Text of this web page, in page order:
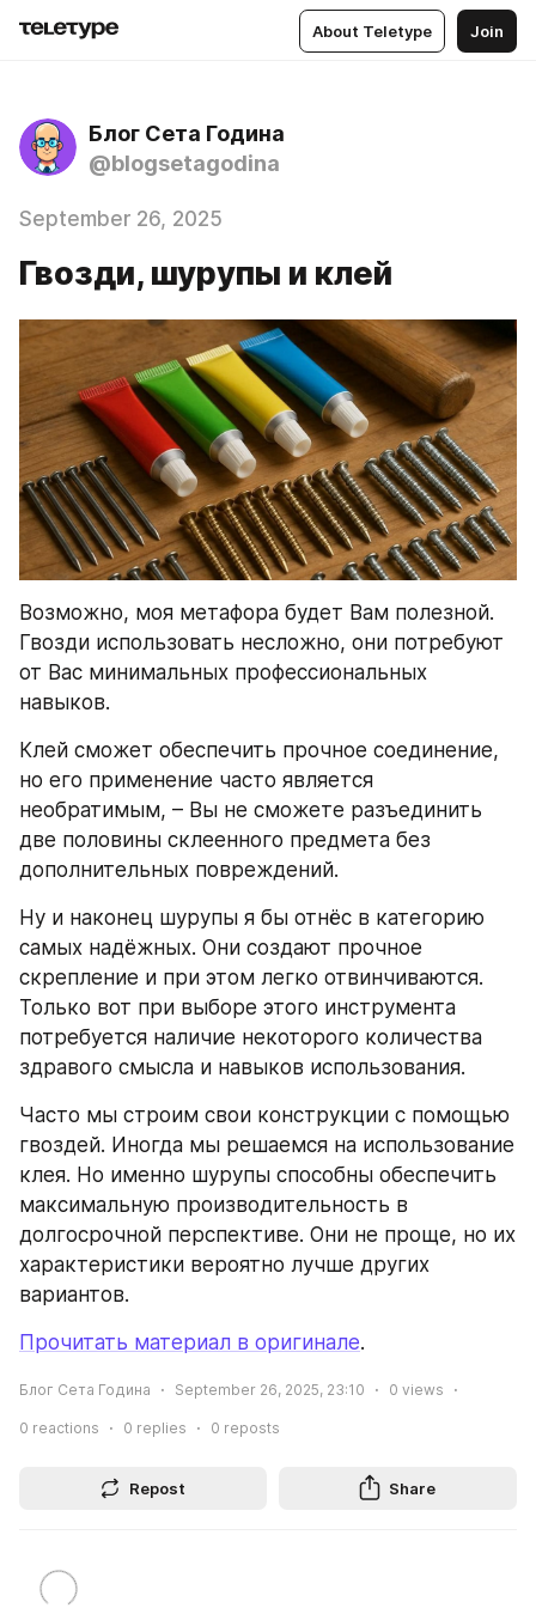
About Teletype Join
Блог Сета Година
@blogsetagodina
September 26, 2025
Гвозди, шурупы и клей
Возможно, моя метафора будет Вам полезной.
Гвозди использовать несложно, они потребуют
от Вас минимальных профессиональных
навыков.
Клей сможет обеспечить прочное соединение,
но его применение часто является
необратимым, – Вы не сможете разъединить
две половины склеенного предмета без
дополнительных повреждений.
Ну и наконец шурупы я бы отнёс в категорию
самых надёжных. Они создают прочное
скрепление и при этом легко отвинчиваются.
Только вот при выборе этого инструмента
потребуется наличие некоторого количества
здравого смысла и навыков использования.
Часто мы строим свои конструкции с помощью
гвоздей. Иногда мы решаемся на использование
клея. Но именно шурупы способны обеспечить
максимальную производительность в
долгосрочной перспективе. Они не проще, но их
характеристики вероятно лучше других
вариантов.
Прочитать материал в оригинале.
Блог Сета Година September 26, 2025, 23:10 0 views
0 reactions 0 replies 0 reposts
Repost Share